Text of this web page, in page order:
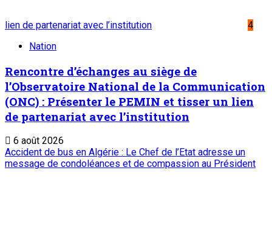
lien de partenariat avec l’institution
4
Nation
Rencontre d’échanges au siège de
l’Observatoire National de la Communication
(ONC) : Présenter le PEMIN et tisser un lien
de partenariat avec l’institution
6 août 2026
Accident de bus en Algérie : Le Chef de l’Etat adresse un
message de condoléances et de compassion au Président